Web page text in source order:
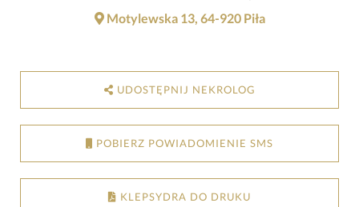
Motylewska 13, 64-920 Piła
UDOSTĘPNIJ NEKROLOG
POBIERZ POWIADOMIENIE SMS
KLEPSYDRA DO DRUKU